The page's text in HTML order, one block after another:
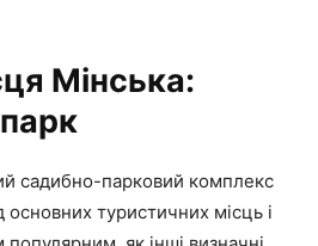
Мінська:
садибно-парковий комплекс
основних туристичних місць і